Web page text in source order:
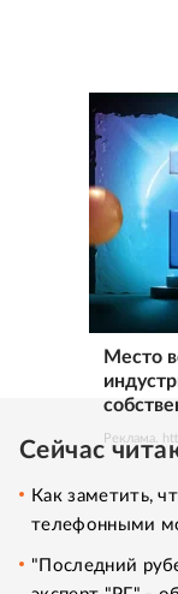
Место
Реклама.
Сейчас
Как заметить,
телефонными
"Последний